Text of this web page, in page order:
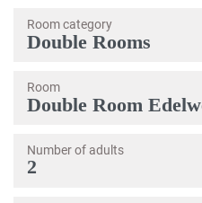
Room category
Room
Number of adults